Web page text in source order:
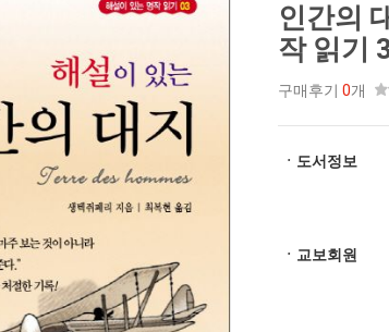
인간의
작 읽기
구매후기 0개
ㆍ도서정보
ㆍ교보회원